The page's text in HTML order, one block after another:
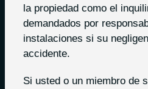
la propiedad como el
demandados por
instalaciones si su
accidente.
Si usted o un miembro de